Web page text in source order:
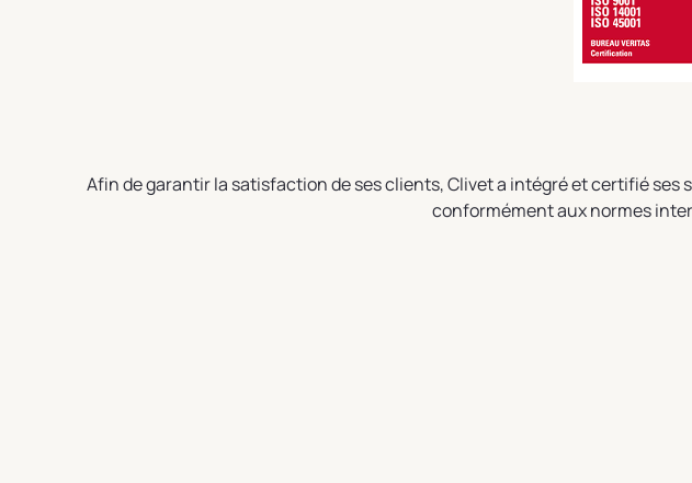
Afin de garantir la satisfaction de ses clients, Clivet a intégré et certifié
conformément aux normes